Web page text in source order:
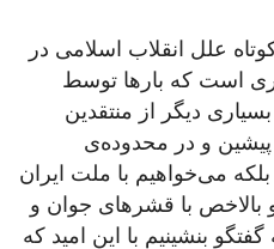
علل انقلاب اسلامی در
است که بارها توسط
دیگر از منتقدین
و در محدوده‌ی
می‌خواهیم با ملت ایران
بالاخص با قشرهای جوان و
بنشینیم با این امید که